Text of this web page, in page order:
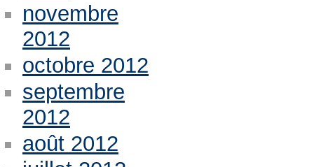
novembre
2012
octobre 2012
septembre
2012
août 2012